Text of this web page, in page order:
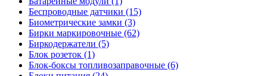
Беспроводные датчики (15)
Биометрические замки (3)
Бирки маркировочные (62)
Биркодержатели (5)
Блок розеток (1)
Блок-боксы топливозаправочные (6)